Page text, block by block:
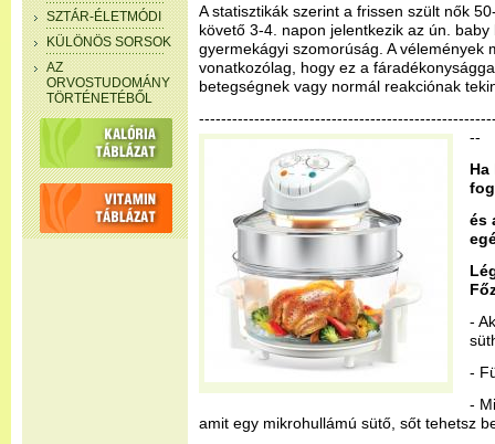
SZTÁR-ÉLETMÓDI
KÜLÖNÖS SORSOK
AZ
ORVOSTUDOMÁNY
TÖRTÉNETÉBŐL
A statisztikák szerint a frissen szült nők
követő 3-4. napon jelentkezik az ún.
gyermekágyi szomorúság. A vélemények
vonatkozólag, hogy ez a
betegségnek vagy normál reakciónak
--
és
-
-
-
amit egy mikrohullámú sütő, sőt tehetsz